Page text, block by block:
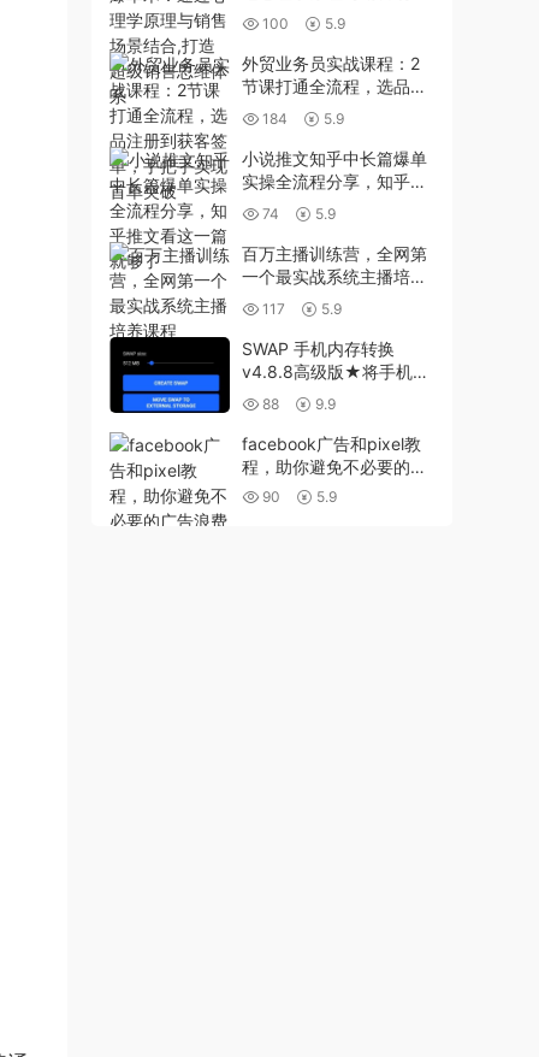
结合,打造超级销售思维体
系
100 5.9
外贸业务员实战课程：2
节课打通全流程，选品注
册到获客签单，手把手实
现首单突破
184 5.9
小说推文知乎中长篇爆单
实操全流程分享，知乎推
文看这一篇就够了
74 5.9
百万主播训练营，全网第
一个最实战系统主播培养
课程117 5.9
SWAP 手机内存转换
v4.8.8高级版★将手机物
理内存转换为虚拟内存
88 9.9
facebook广告和pixel教
程，助你避免不必要的广
告浪费
90 5.9